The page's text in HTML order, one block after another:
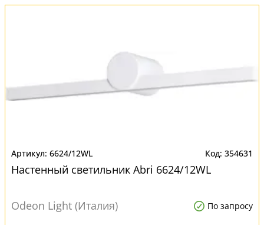
6624/12WL 354631
Настенный светильник Abri 6624/12WL
Odeon Light (Италия) По запросу